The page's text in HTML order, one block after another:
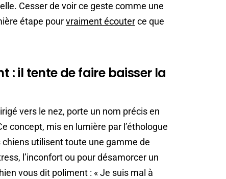
Cesser de voir ce geste comme une
étape pourvraiment écouterce que
: il tente de faire baisser la
vers le nez, porte un nom précis en
concept, mis en lumière par l’éthologue
chiens utilisent toute une gamme de
l’inconfort ou pour désamorcer un
vous dit poliment : « Je suis mal à